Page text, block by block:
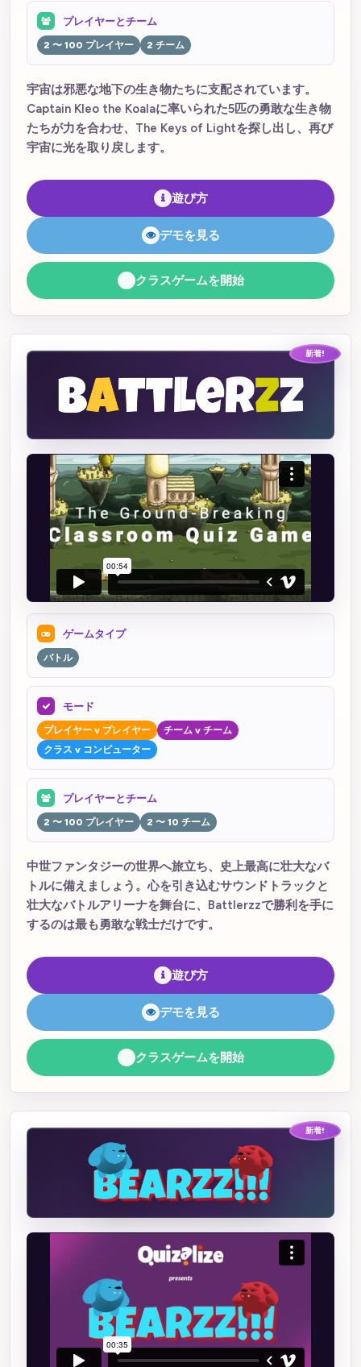
プレイヤーとチーム
2 〜 100 プレイヤー 2 チーム
宇宙は邪悪な地下の生き物たちに支配されています。
Captain Kleo the Koalaに率いられた5匹の勇敢な生き物
たちが力を合わせ、The Keys of Lightを探し出し、再び
宇宙に光を取り戻します。
遊び方
デモを見る
クラスゲームを開始
新着!
ゲームタイプ
バトル
モード
プレイヤー v プレイヤー
チーム v チーム
クラス v コンピューター
プレイヤーとチーム
2 〜 100 プレイヤー 2 〜 10 チーム
中世ファンタジーの世界へ旅立ち、史上最高に壮大なバ
トルに備えましょう。心を引き込むサウンドトラックと
壮大なバトルアリーナを舞台に、Battlerzzで勝利を手に
するのは最も勇敢な戦士だけです。
遊び方
デモを見る
クラスゲームを開始
新着!